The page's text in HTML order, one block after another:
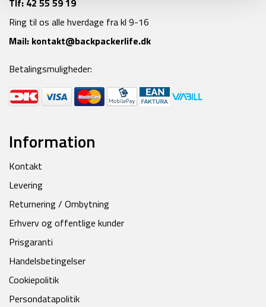
Tlf: 42 55 59 19
Ring til os alle hverdage fra kl 9-16
Mail: kontakt@backpackerlife.dk
Betalingsmuligheder:
Information
Kontakt
Levering
Returnering / Ombytning
Erhverv og offentlige kunder
Prisgaranti
Handelsbetingelser
Cookiepolitik
Persondatapolitik